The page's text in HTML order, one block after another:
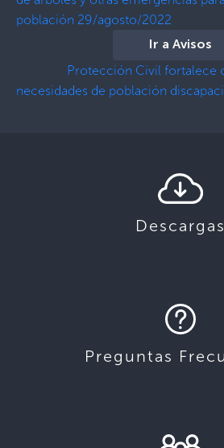
población 29/agosto/2022
Ir a Avisos
Protección Civil fortalece
necesidades de población
Descargas
Preguntas